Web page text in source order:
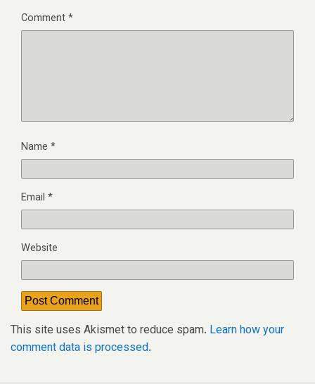
Comment*
Name *
Email *
Website
This site uses Akismet to reduce spam. Learn how your
comment data is processed.